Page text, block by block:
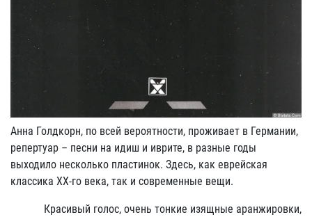
Анна Голдкорн, по всей вероятности, проживает в Германии,
репертуар – песни на идиш и иврите, в разные годы
выходило несколько пластинок. Здесь, как еврейская
классика ХХ-го века, так и современные вещи.
Красивый голос, очень тонкие изящные аранжировки,